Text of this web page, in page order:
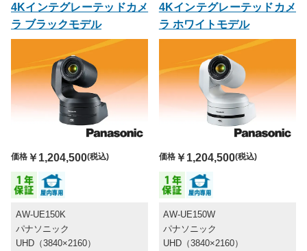
4Kインテグレーテッドカメ
ラ ブラックモデル
価格 ￥1,204,500(税込)
AW-UE150K
パナソニック
UHD（3840×2160）
4Kインテグレーテッドカメ
ラ ホワイトモデル
価格￥1,204,500(税込)
AW-UE150W
パナソニック
UHD（3840×2160）